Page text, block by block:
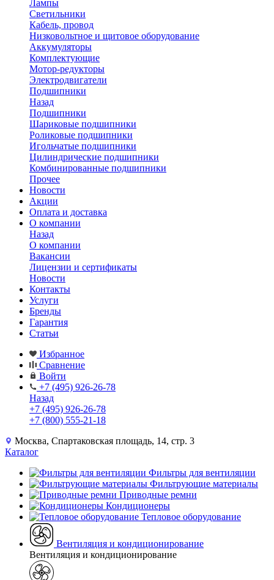
Лампы
Светильники
Кабель, провод
Низковольтное и щитовое оборудование
Аккумуляторы
Комплектующие
Мотор-редукторы
Электродвигатели
Подшипники
Назад
Подшипники
Шариковые подшипники
Роликовые подшипники
Игольчатые подшипники
Цилиндрические подшипники
Комбинированные подшипники
Прочее
Новости
Акции
Оплата и доставка
О компании
Назад
О компании
Вакансии
Лицензии и сертификаты
Новости
Контакты
Услуги
Бренды
Гарантия
Статьи
Избранное
Сравнение
Войти
+7 (495) 926-26-78
Назад
+7 (495) 926-26-78
+7 (800) 555-21-18
Москва, Спартаковская площадь, 14, стр. 3
Каталог
Фильтры для вентиляции
Фильтрующие материалы
Приводные ремни
Кондиционеры
Тепловое оборудование
Вентиляция и кондиционирование
Вентиляция и кондиционирование